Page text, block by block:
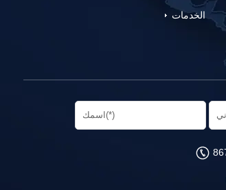
الخدمات